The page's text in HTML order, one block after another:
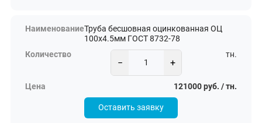
Труба бесшовная оцинкованная ОЦ
100х4.5мм ГОСТ 8732-78
− +
тн.
121000 руб. / тн.
Оставить заявку